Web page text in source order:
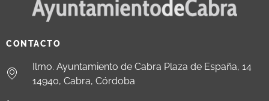
CONTACTO
Ilmo. Ayuntamiento de Cabra Plaza de España, 14
14940, Cabra, Córdoba